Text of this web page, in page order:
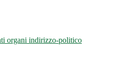
organi indirizzo-politico